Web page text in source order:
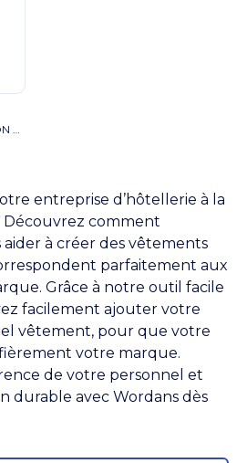
VELILLA VL351 - PANTALON DE CUISINIER À CARREAUX bleu marine
entreprise d’hôtellerie à la
Découvrez comment
à créer des vêtements
parfaitement aux
Grâce à notre outil facile
facilement ajouter votre
vêtement, pour que votre
votre marque.
de votre personnel et
durable avec Wordans dès